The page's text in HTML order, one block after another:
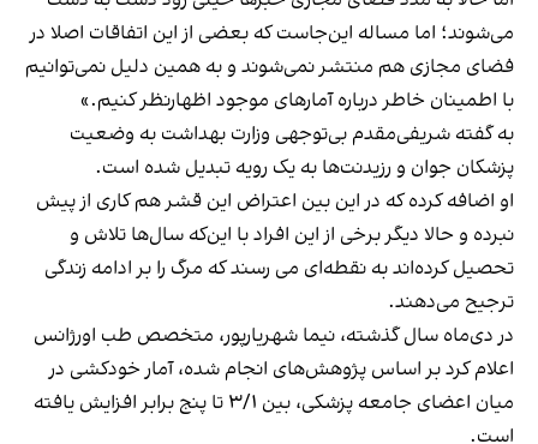
می‌شوند؛ اما مساله این‌جاست که بعضی از این اتفاقات اصلا در
فضای مجازی هم منتشر نمی‌شوند و به همین دلیل نمی‌توانیم
با اطمینان خاطر درباره آمارهای موجود اظهارنظر کنیم.»
به گفته شریفی‌مقدم بی‌توجهی وزارت بهداشت به وضعیت
پزشکان جوان و رزیدنت‌ها به یک رویه تبدیل شده است.
او اضافه کرده که در این بین اعتراض این قشر هم کاری از پیش
نبرده و حالا دیگر برخی از این افراد با این‌که سال‌ها تلاش و
تحصیل کرده‌اند به نقطه‌ای می رسند که مرگ را بر ادامه زندگی
ترجیح می‌دهند.
در دی‌ماه سال گذشته، نیما شهریارپور، متخصص طب اورژانس
اعلام کرد بر اساس پژوهش‌های انجام شده، آمار خودکشی در
میان اعضای جامعه پزشکی، بین ۳/۱ تا پنج برابر افزایش یافته
است.